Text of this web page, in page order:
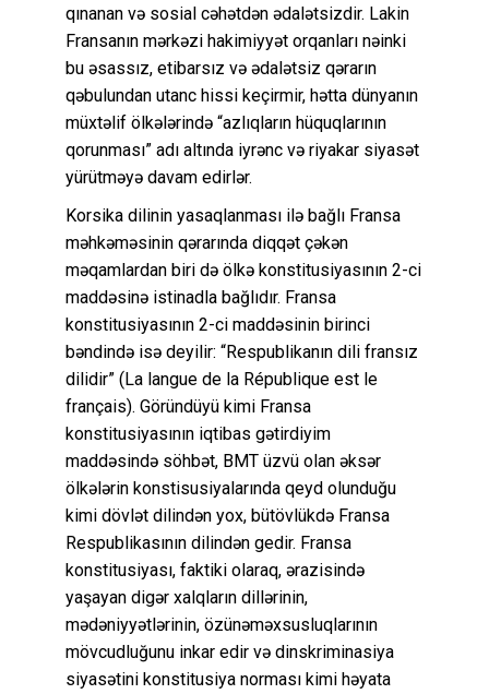
qınanan və sosial cəhətdən ədalətsizdir. Lakin
Fransanın mərkəzi hakimiyyət orqanları nəinki
bu əsassız, etibarsız və ədalətsiz qərarın
qəbulundan utanc hissi keçirmir, hətta dünyanın
müxtəlif ölkələrində “azlıqların hüquqlarının
qorunması” adı altında iyrənc və riyakar siyasət
yürütməyə davam edirlər.
Korsika dilinin yasaqlanması ilə bağlı Fransa
məhkəməsinin qərarında diqqət çəkən
məqamlardan biri də ölkə konstitusiyasının 2-ci
maddəsinə istinadla bağlıdır. Fransa
konstitusiyasının 2-ci maddəsinin birinci
bəndində isə deyilir: “Respublikanın dili fransız
dilidir” (La langue de la République est le
français). Göründüyü kimi Fransa
konstitusiyasının iqtibas gətirdiyim
maddəsində söhbət, BMT üzvü olan əksər
ölkələrin konstisusiyalarında qeyd olunduğu
kimi dövlət dilindən yox, bütövlükdə Fransa
Respublikasının dilindən gedir. Fransa
konstitusiyası, faktiki olaraq, ərazisində
yaşayan digər xalqların dillərinin,
mədəniyyətlərinin, özünəməxsusluqlarının
mövcudluğunu inkar edir və dinskriminasiya
siyasətini konstitusiya norması kimi həyata